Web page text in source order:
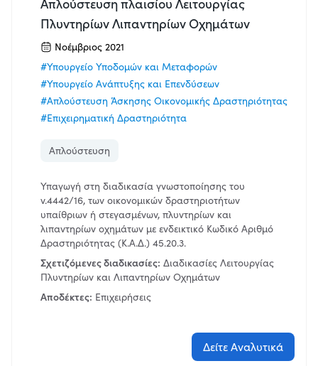
Απλούστευση πλαισίου Λειτουργίας
Πλυντηρίων Λιπαντηρίων Οχημάτων
Νοέμβριος 2021
#Επιχειρηματική Δραστηριότητα
#Απλούστευση Άσκησης Οικονομικής Δραστηριότητας
#Υπουργείο Ανάπτυξης και Επενδύσεων
#Υπουργείο Υποδομών και Μεταφορών
Απλούστευση
Υπαγωγή στη διαδικασία γνωστοποίησης του
ν.4442/16, των οικονομικών δραστηριοτήτων
υπαίθριων ή στεγασμένων, πλυντηρίων και
λιπαντηρίων οχημάτων με ενδεικτικό Κωδικό Αριθμό
Δραστηριότητας (Κ.Α.Δ.) 45.20.3.
Σχετιζόμενες διαδικασίες: Διαδικασίες Λειτουργίας
Πλυντηρίων και Λιπαντηρίων Οχημάτων
Αποδέκτες: Επιχειρήσεις
Δείτε Αναλυτικά